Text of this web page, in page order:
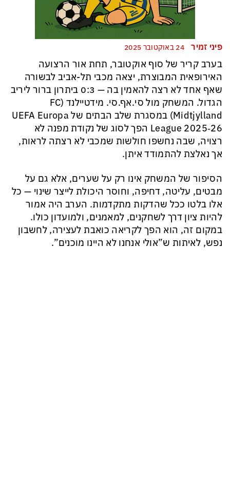
פיני זמיר 24 באוקטובר 2025
בערב קריר של סוף אוקטובר, תחת אור הרצועה
האירופאית המבוצרת, יצאה מכבי תל-אביב לבשורה
שאף אחד לא רצה להאמין בה — 0:3 ביתרון ברור ליריב
הגדול. המשחק מול סי.אף.סי. מידטיילנד (FC
Midtjylland) במסגרת שלב הבתים של UEFA Europa
League 2025‑26 הפך לסוג של נקודת מפנה לא
רצויה, שבה נחשפו חולשות שמכבי לא רצתה לראות,
אך נאלצת להתמודד איתן.
הסיפור של המשחק אינו רק על שערים, אלא גם על
מבטים, עליטה, דחיפה, וחוסר היכולת לייצר שינוי — כל
אלו בלטו ככל שהדקות מתקדמות. הערב היה אמור
להיות ציון דרך לשחקנים, למאמנים, ולמועדון כולו.
במקום זה, הוא הפך לקריאה כואבת לעצירה, לחשבון
נפש, לאיתות ש”אולי אנחנו לא היינו מוכנים”.